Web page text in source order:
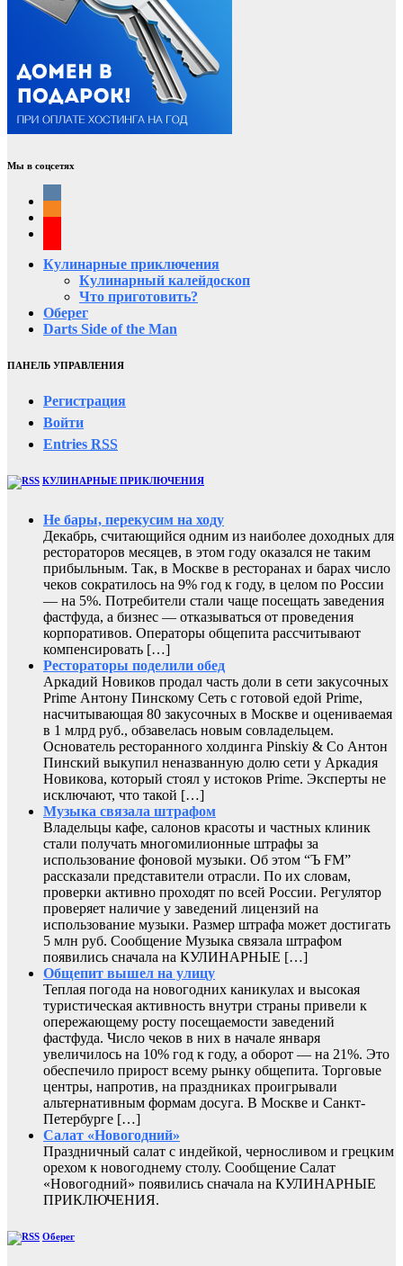
Мы в соцсетях
Кулинарные приключения
Кулинарный калейдоскоп
Что приготовить?
Оберег
Darts Side of the Man
ПАНЕЛЬ УПРАВЛЕНИЯ
Регистрация
Войти
Entries RSS
КУЛИНАРНЫЕ ПРИКЛЮЧЕНИЯ
Не бары, перекусим на ходу
Декабрь, считающийся одним из наиболее доходных для
рестораторов месяцев, в этом году оказался не таким
прибыльным. Так, в Москве в ресторанах и барах число
чеков сократилось на 9% год к году, в целом по России
— на 5%. Потребители стали чаще посещать заведения
фастфуда, а бизнес — отказываться от проведения
корпоративов. Операторы общепита рассчитывают
компенсировать […]
Рестораторы поделили обед
Аркадий Новиков продал часть доли в сети закусочных
Prime Антону Пинскому Сеть с готовой едой Prime,
насчитывающая 80 закусочных в Москве и оцениваемая
в 1 млрд руб., обзавелась новым совладельцем.
Основатель ресторанного холдинга Pinskiy & Co Антон
Пинский выкупил неназванную долю сети у Аркадия
Новикова, который стоял у истоков Prime. Эксперты не
исключают, что такой […]
Музыка связала штрафом
Владельцы кафе, салонов красоты и частных клиник
стали получать многомилионные штрафы за
использование фоновой музыки. Об этом “Ъ FM”
рассказали представители отрасли. По их словам,
проверки активно проходят по всей России. Регулятор
проверяет наличие у заведений лицензий на
использование музыки. Размер штрафа может достигать
5 млн руб. Сообщение Музыка связала штрафом
появились сначала на КУЛИНАРНЫЕ […]
Общепит вышел на улицу
Теплая погода на новогодних каникулах и высокая
туристическая активность внутри страны привели к
опережающему росту посещаемости заведений
фастфуда. Число чеков в них в начале января
увеличилось на 10% год к году, а оборот — на 21%. Это
обеспечило прирост всему рынку общепита. Торговые
центры, напротив, на праздниках проигрывали
альтернативным формам досуга. В Москве и Санкт-
Петербурге […]
Салат «Новогодний»
Праздничный салат с индейкой, черносливом и грецким
орехом к новогоднему столу. Сообщение Салат
«Новогодний» появились сначала на КУЛИНАРНЫЕ
ПРИКЛЮЧЕНИЯ.
Оберег